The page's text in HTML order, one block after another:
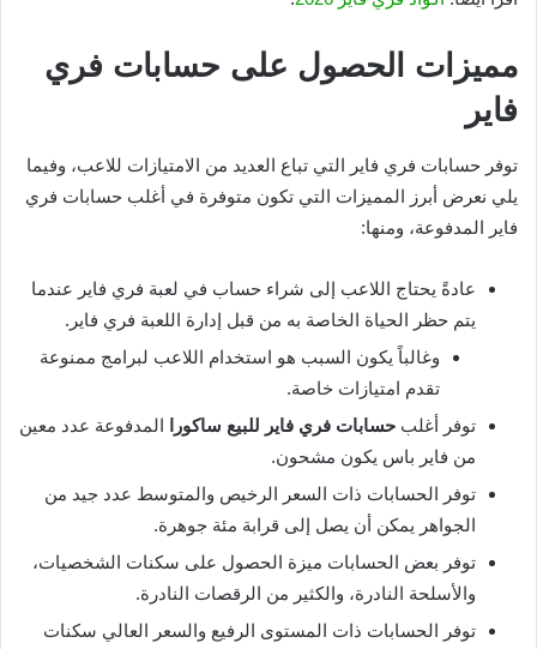
مميزات الحصول على حسابات فري
فاير
توفر حسابات فري فاير التي تباع العديد من الامتيازات للاعب، وفيما
يلي نعرض أبرز المميزات التي تكون متوفرة في أغلب حسابات فري
فاير المدفوعة، ومنها:
عادةً يحتاج اللاعب إلى شراء حساب في لعبة فري فاير عندما
يتم حظر الحياة الخاصة به من قبل إدارة اللعبة فري فاير.
وغالباً يكون السبب هو استخدام اللاعب لبرامج ممنوعة
تقدم امتيازات خاصة.
توفر أغلب حسابات فري فاير للبيع ساكورا
المدفوعة عدد معين
من فاير باس يكون مشحون.
توفر الحسابات ذات السعر الرخيص والمتوسط عدد جيد من
الجواهر يمكن أن يصل إلى قرابة مئة جوهرة.
توفر بعض الحسابات ميزة الحصول على سكنات الشخصيات،
والأسلحة النادرة، والكثير من الرقصات النادرة.
توفر الحسابات ذات المستوى الرفيع والسعر العالي سكنات